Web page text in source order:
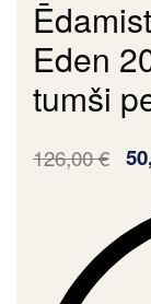
Eden
tumši
126,00€